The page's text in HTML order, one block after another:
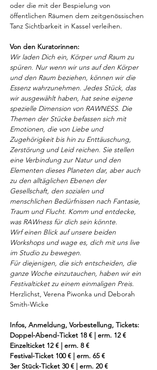
oder die mit der Bespielung von
öffentlichen Räumen dem zeitgenössischen
Tanz Sichtbarkeit in Kassel verleihen.
Von den Kuratorinnen:
Wir laden Dich ein, Körper und Raum zu
spüren. Nur wenn wir uns auf den Körper
und den Raum beziehen, können wir die
Essenz wahrzunehmen. Jedes Stück, das
wir ausgewählt haben, hat seine eigene
spezielle Dimension von RAWNESS. Die
Themen der Stücke befassen sich mit
Emotionen, die von Liebe und
Zugehörigkeit bis hin zu Enttäuschung,
Zerstörung und Leid reichen. Sie stellen
eine Verbindung zur Natur und den
Elementen dieses Planeten dar, aber auch
zu den alltäglichen Ebenen der
Gesellschaft, den sozialen und
menschlichen Bedürfnissen nach Fantasie,
Traum und Flucht. Komm und entdecke,
was RAWness für dich sein könnte.
Wirf einen Blick auf unsere beiden
Workshops und wage es, dich mit uns live
im Studio zu bewegen.
Für diejenigen, die sich entscheiden, die
ganze Woche einzutauchen, haben wir ein
Festivalticket zu einem einmaligen Preis.
Herzlichst, Verena Piwonka und Deborah
Smith-Wicke
Infos, Anmeldung, Vorbestellung, Tickets:
Doppel-Abend-Ticket 18 € | erm. 12 €
Einzelticket 12 € | erm. 8 €
Festival-Ticket 100 € | erm. 65 €
3er Stück-Ticket 30 € | erm. 20 €